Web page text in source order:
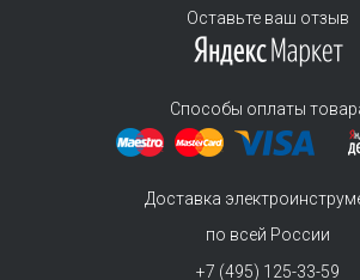
Оставьте ваш отзыв
Способы оплаты
Доставка
по всей России
+7 (495) 125-33-59